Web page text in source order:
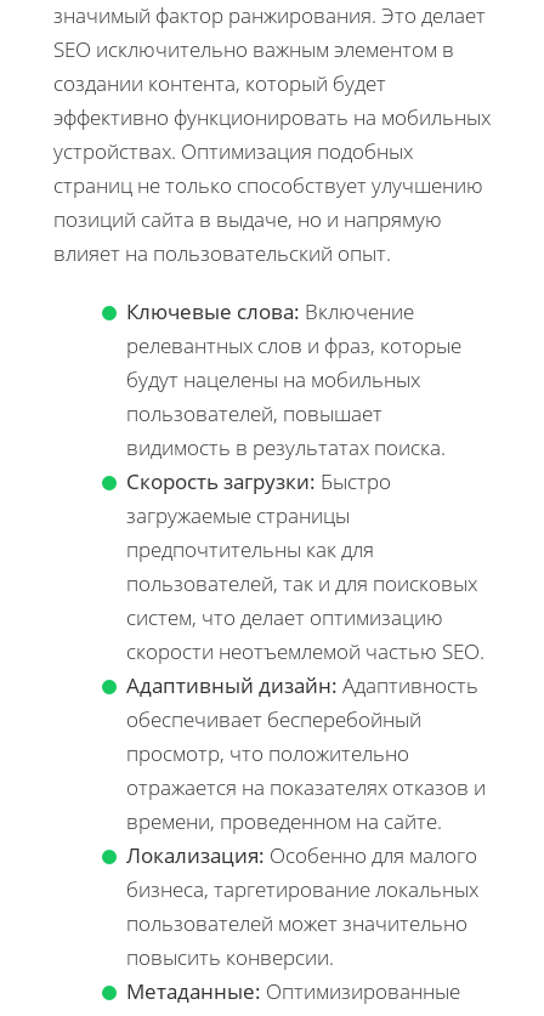
значимый фактор ранжирования. Это делает
SEO исключительно важным элементом в
создании контента, который будет
эффективно функционировать на мобильных
устройствах. Оптимизация подобных
страниц не только способствует улучшению
позиций сайта в выдаче, но и напрямую
влияет на пользовательский опыт.
Ключевые слова: Включение
релевантных слов и фраз, которые
будут нацелены на мобильных
пользователей, повышает
видимость в результатах поиска.
Скорость загрузки: Быстро
загружаемые страницы
предпочтительны как для
пользователей, так и для поисковых
систем, что делает оптимизацию
скорости неотъемлемой частью SEO.
Адаптивный дизайн: Адаптивность
обеспечивает бесперебойный
просмотр, что положительно
отражается на показателях отказов и
времени, проведенном на сайте.
Локализация: Особенно для малого
бизнеса, таргетирование локальных
пользователей может значительно
повысить конверсии.
Метаданные: Оптимизированные